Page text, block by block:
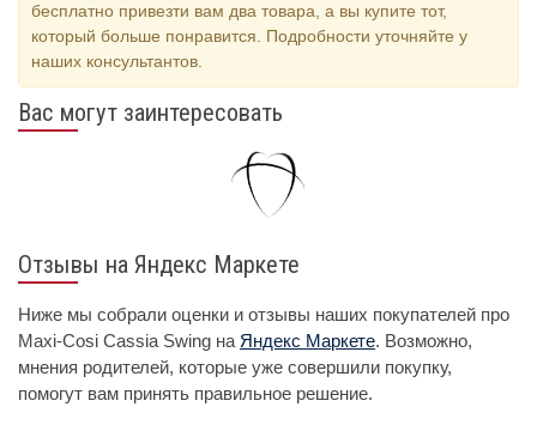
бесплатно привезти вам два товара, а вы купите тот,
который больше понравится. Подробности уточняйте у
наших консультантов.
Вас могут заинтересовать
Отзывы на Яндекс Маркете
Ниже мы собрали оценки и отзывы наших покупателей про
Maxi-Cosi Cassia Swing на Яндекс Маркете. Возможно,
мнения родителей, которые уже совершили покупку,
помогут вам принять правильное решение.